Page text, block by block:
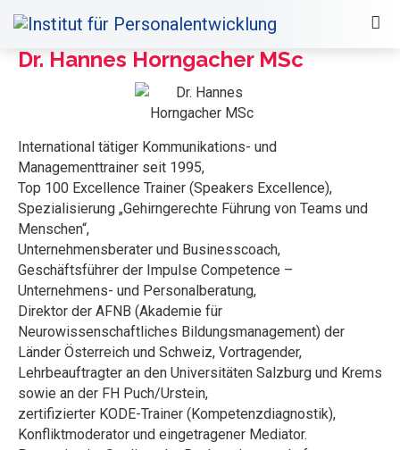
Dr. Hannes Horngacher MSc
International tätiger Kommunikations- und
Managementtrainer seit 1995,
Top 100 Excellence Trainer (Speakers Excellence),
Spezialisierung „Gehirngerechte Führung von Teams und
Menschen“,
Unternehmensberater und Businesscoach,
Geschäftsführer der Impulse Competence –
Unternehmens- und Personalberatung,
Direktor der AFNB (Akademie für
Neurowissenschaftliches Bildungsmanagement) der
Länder Österreich und Schweiz, Vortragender,
Lehrbeauftragter an den Universitäten Salzburg und Krems
sowie an der FH Puch/Urstein,
zertifizierter KODE-Trainer (Kompetenzdiagnostik),
Konfliktmoderator und eingetragener Mediator.